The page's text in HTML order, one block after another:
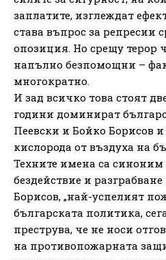
заплатите, изглеждат
става въпрос за репресии
опозиция. Но срещу терор
напълно безпомощни –
многократно.
И зад всичко това стоят
години доминират
Пеевски и Бойко Борисов
кислорода от въздуха на
Техните имена са
бездействие и
Борисов, „най-успелият
българската политика,
преструва, че не носи
на противопожарната